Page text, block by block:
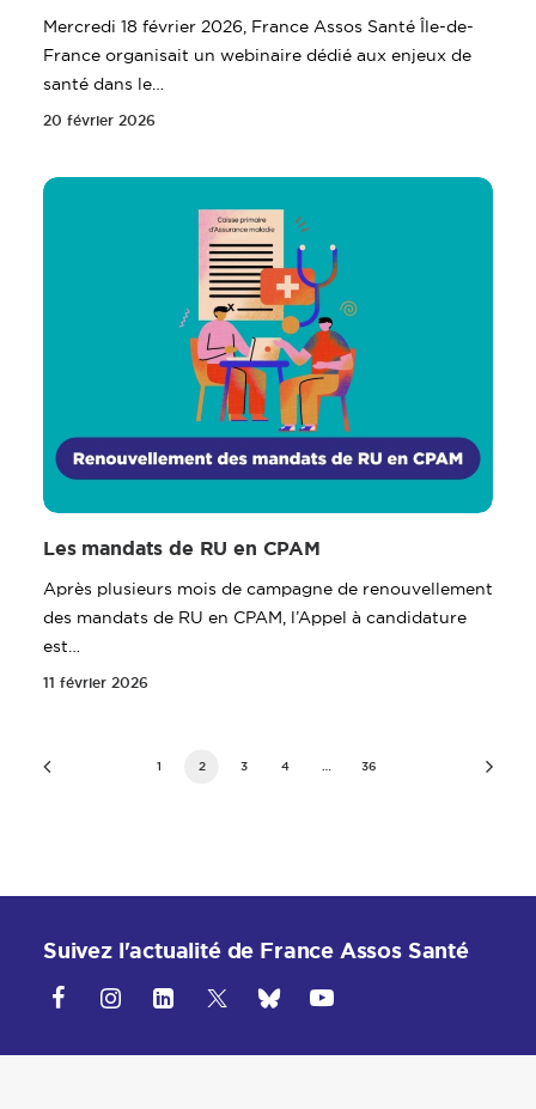
Mercredi 18 février 2026, France Assos Santé Île-de-
France organisait un webinaire dédié aux enjeux de
santé dans le…
20 février 2026
Les mandats de RU en CPAM
Après plusieurs mois de campagne de renouvellement
des mandats de RU en CPAM, l’Appel à candidature
est…
11 février 2026
1 2 3 4 … 36
Suivez l'actualité de France Assos Santé